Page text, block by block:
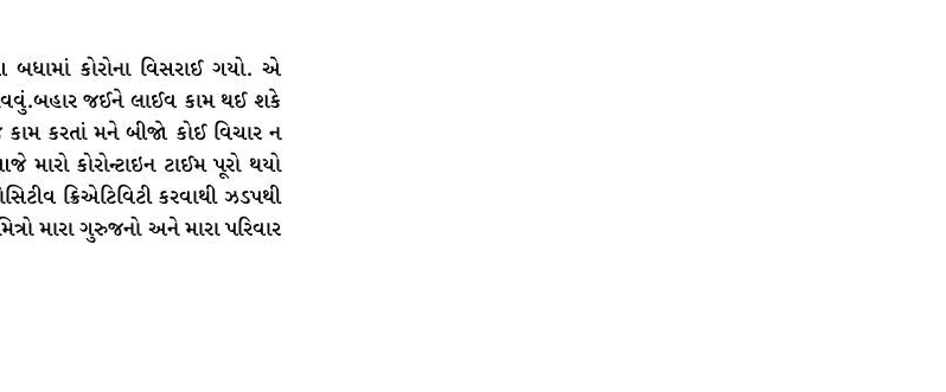
કોરોના વિસરાઈ ગયો. એ
જઈને લાઈવ કામ થઈ શકે
કામ કરતાં મને બીજો કોઈ વિચાર ન
કોરોન્ટાઇન ટાઈમ પૂરો થયો
ક્રિએટિવિટી કરવાથી ઝડપથી
મારા ગુરુજનો અને મારા પરિવાર